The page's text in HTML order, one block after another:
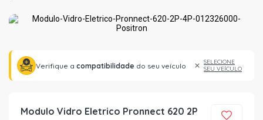
Verifique a compatibilidade do seu veículo
SELECIONE
SEU VEÍCULO
Modulo Vidro Eletrico Pronnect 620 2P